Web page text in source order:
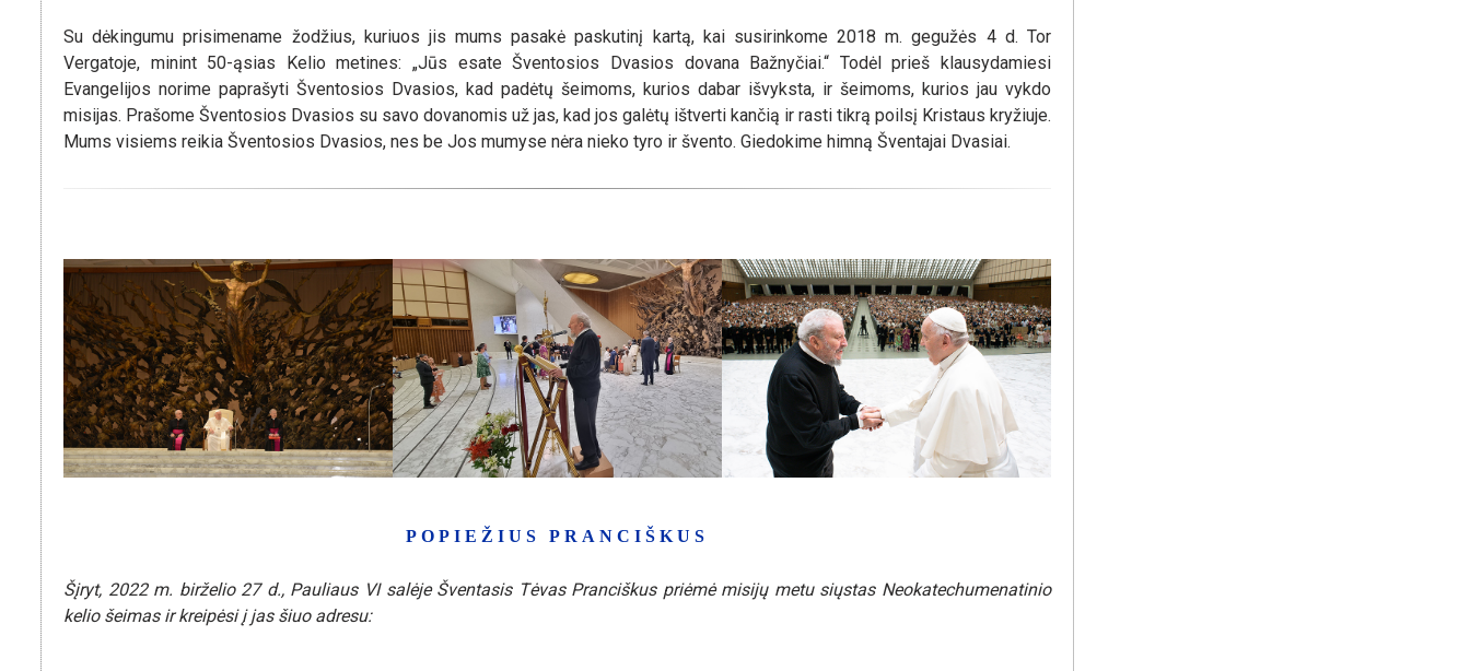
Su dėkingumu prisimename žodžius, kuriuos jis mums pasakė paskutinį kartą, kai susirinkome 2018 m. gegužės 4 d. Tor
Vergatoje, minint 50-ąsias Kelio metines: „Jūs esate Šventosios Dvasios dovana Bažnyčiai.“ Todėl prieš klausydamiesi
Evangelijos norime paprašyti Šventosios Dvasios, kad padėtų šeimoms, kurios dabar išvyksta, ir šeimoms, kurios jau vykdo
misijas. Prašome Šventosios Dvasios su savo dovanomis už jas, kad jos galėtų ištverti kančią ir rasti tikrą poilsį Kristaus kryžiuje.
Mums visiems reikia Šventosios Dvasios, nes be Jos mumyse nėra nieko tyro ir švento. Giedokime himną Šventajai Dvasiai.
POPIEŽIUS PRANCIŠKUS
Šįryt, 2022 m. birželio 27 d., Pauliaus VI salėje Šventasis Tėvas Pranciškus priėmė misijų metu siųstas Neokatechumenatinio
kelio šeimas ir kreipėsi į jas šiuo adresu: